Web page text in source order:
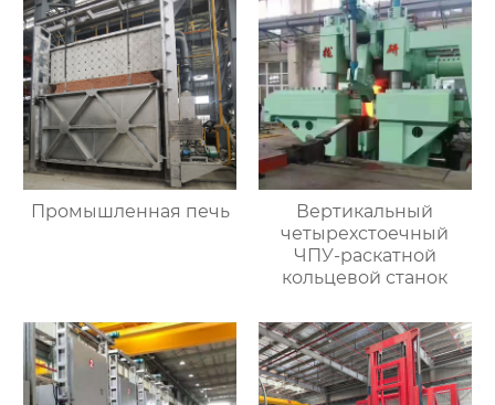
Промышленная печь
Вертикальный
четырехстоечный
ЧПУ-раскатной
кольцевой станок